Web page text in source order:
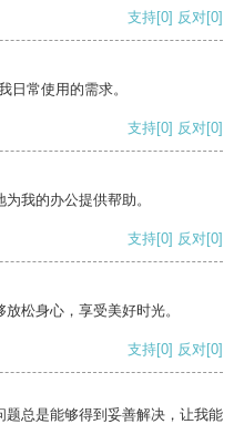
支持[0] 反对[0]
日常使用的需求。
支持[0] 反对[0]
我的办公提供帮助。
支持[0] 反对[0]
松身心，享受美好时光。
支持[0] 反对[0]
总是能够得到妥善解决，让我能